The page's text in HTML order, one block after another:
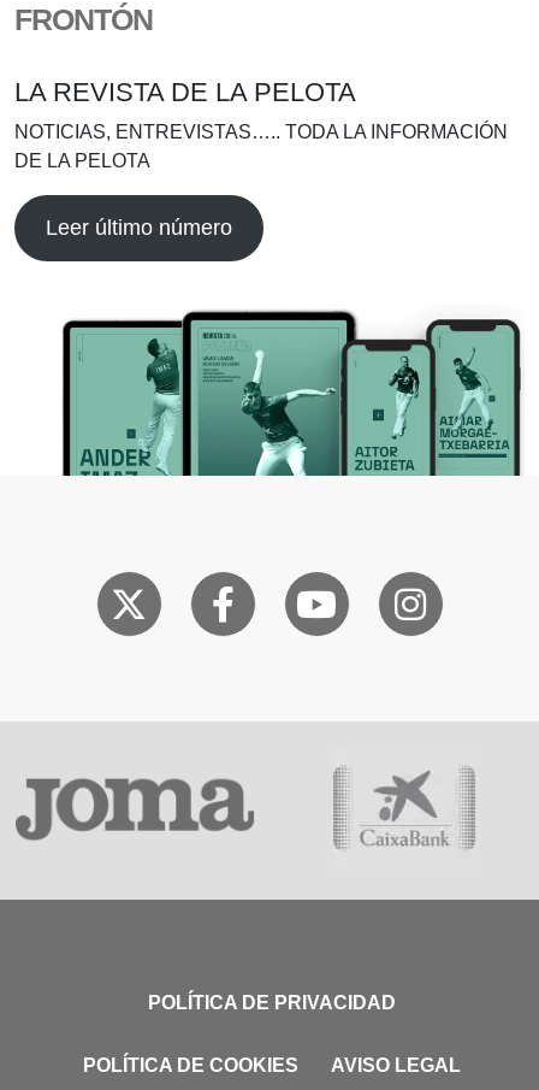
FRONTÓN
LA REVISTA DE LA PELOTA
NOTICIAS, ENTREVISTAS….. TODA LA INFORMACIÓN
DE LA PELOTA
Leer último número
POLÍTICA DE PRIVACIDAD
POLÍTICA DE COOKIES AVISO LEGAL